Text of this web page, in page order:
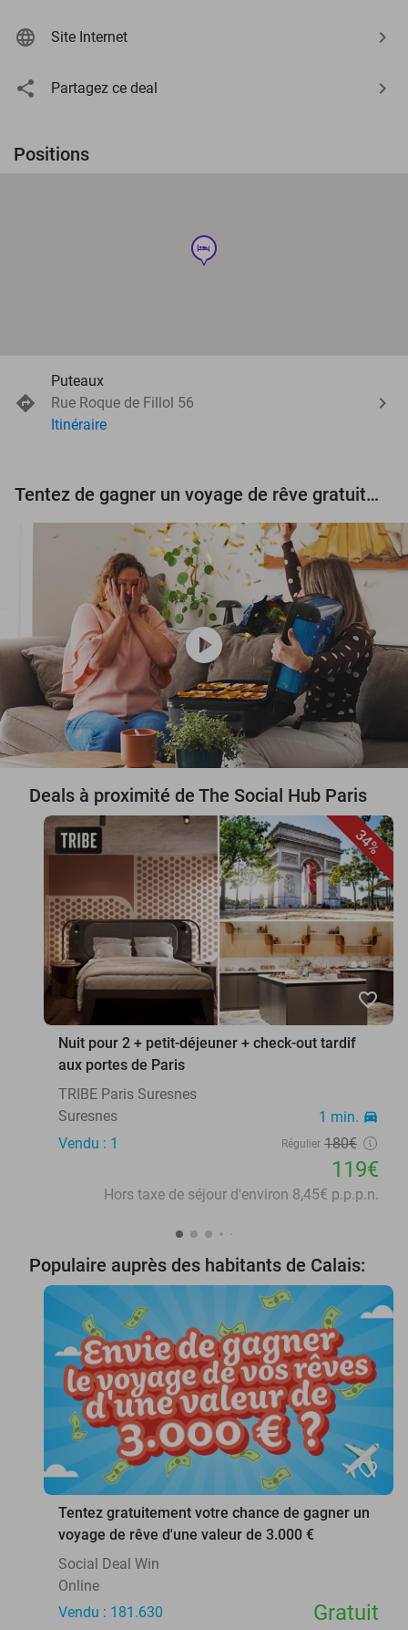
Site Internet
Partagez ce deal
Positions
hotel
Puteaux
Rue Roque de Fillol 56
Itinéraire
Tentez de gagner un voyage de rêve gratuit d'une valeur de 3.000 € !
play_circle
Deals à proximité de The Social Hub Paris
34%
favorite_border
Nuit pour 2 + petit-déjeuner + check-out tardif
aux portes de Paris
TRIBE Paris Suresnes
Suresnes
1 min. directions_car
Vendu : 1 Régulier 180€
119€
Hors taxe de séjour d'environ 8,45€ p.p.p.n.
Populaire auprès des habitants de Calais:
favorite_border
Tentez gratuitement votre chance de gagner un
voyage de rêve d'une valeur de 3.000 €
Social Deal Win
Online
Vendu : 181.630
Gratuit